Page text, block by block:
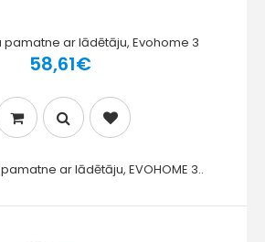
pamatne ar lādētāju, Evohome 3
58,61€
ar lādētāju, EVOHOME 3..